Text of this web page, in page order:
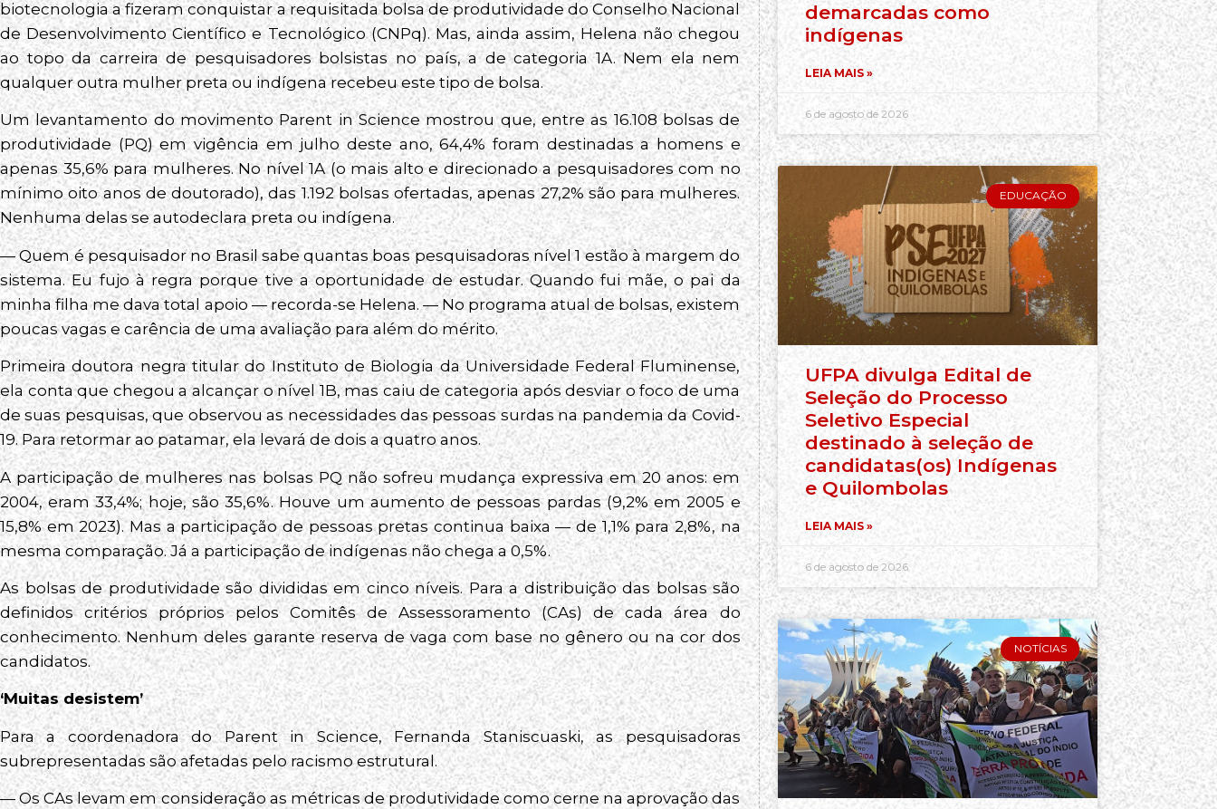
biotecnologia a fizeram conquistar a requisitada bolsa de produtividade do Conselho Nacional
de Desenvolvimento Científico e Tecnológico (CNPq). Mas, ainda assim, Helena não chegou
ao topo da carreira de pesquisadores bolsistas no país, a de categoria 1A. Nem ela nem
qualquer outra mulher preta ou indígena recebeu este tipo de bolsa.
Um levantamento do movimento Parent in Science mostrou que, entre as 16.108 bolsas de
produtividade (PQ) em vigência em julho deste ano, 64,4% foram destinadas a homens e
apenas 35,6% para mulheres. No nível 1A (o mais alto e direcionado a pesquisadores com no
mínimo oito anos de doutorado), das 1.192 bolsas ofertadas, apenas 27,2% são para mulheres.
Nenhuma delas se autodeclara preta ou indígena.
— Quem é pesquisador no Brasil sabe quantas boas pesquisadoras nível 1 estão à margem do
sistema. Eu fujo à regra porque tive a oportunidade de estudar. Quando fui mãe, o pai da
minha filha me dava total apoio — recorda-se Helena. — No programa atual de bolsas, existem
poucas vagas e carência de uma avaliação para além do mérito.
Primeira doutora negra titular do Instituto de Biologia da Universidade Federal Fluminense,
ela conta que chegou a alcançar o nível 1B, mas caiu de categoria após desviar o foco de uma
de suas pesquisas, que observou as necessidades das pessoas surdas na pandemia da Covid-
19. Para retormar ao patamar, ela levará de dois a quatro anos.
A participação de mulheres nas bolsas PQ não sofreu mudança expressiva em 20 anos: em
2004, eram 33,4%; hoje, são 35,6%. Houve um aumento de pessoas pardas (9,2% em 2005 e
15,8% em 2023). Mas a participação de pessoas pretas continua baixa — de 1,1% para 2,8%, na
mesma comparação. Já a participação de indígenas não chega a 0,5%.
As bolsas de produtividade são divididas em cinco níveis. Para a distribuição das bolsas são
definidos critérios próprios pelos Comitês de Assessoramento (CAs) de cada área do
conhecimento. Nenhum deles garante reserva de vaga com base no gênero ou na cor dos
candidatos.
‘Muitas desistem’
Para a coordenadora do Parent in Science, Fernanda Staniscuaski, as pesquisadoras
subrepresentadas são afetadas pelo racismo estrutural.
— Os CAs levam em consideração as métricas de produtividade como cerne na aprovação das
demarcadas como
indígenas
LEIA MAIS »
6 de agosto de 2026
EDUCAÇÃO
UFPA divulga Edital de
Seleção do Processo
Seletivo Especial
destinado à seleção de
candidatas(os) Indígenas
e Quilombolas
LEIA MAIS »
6 de agosto de 2026
NOTÍCIAS